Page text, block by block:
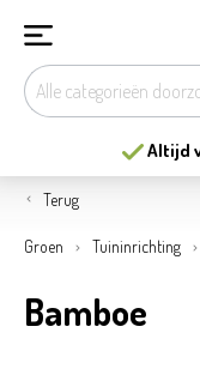
Altijd
Terug
Groen Tuininrichting
Bamboe